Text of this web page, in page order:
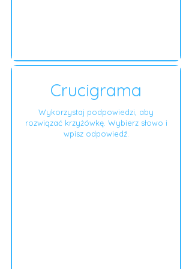
Crucigrama
Wykorzystaj podpowiedzi, aby
rozwiązać krzyżówkę. Wybierz słowo i
wpisz odpowiedź.